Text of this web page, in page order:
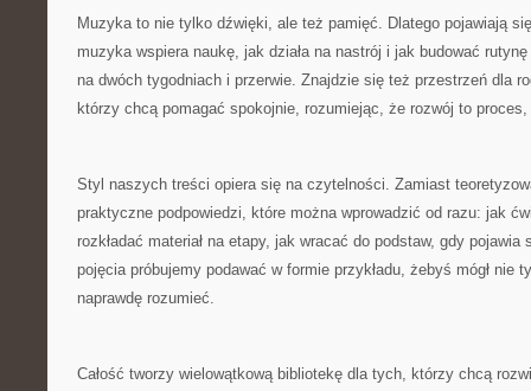
Muzyka to nie tylko dźwięki, ale też pamięć. Dlatego pojawiają
muzyka wspiera naukę, jak działa na nastrój i jak budować
na dwóch tygodniach i przerwie. Znajdzie się też przestrzeń dla
którzy chcą pomagać spokojnie, rozumiejąc, że rozwój to
Styl naszych treści opiera się na czytelności. Zamiast
praktyczne podpowiedzi, które można wprowadzić od razu: jak
rozkładać materiał na etapy, jak wracać do podstaw, gdy
pojęcia próbujemy podawać w formie przykładu, żebyś mógł nie
naprawdę rozumieć.
Całość tworzy wielowątkową bibliotekę dla tych, którzy chcą